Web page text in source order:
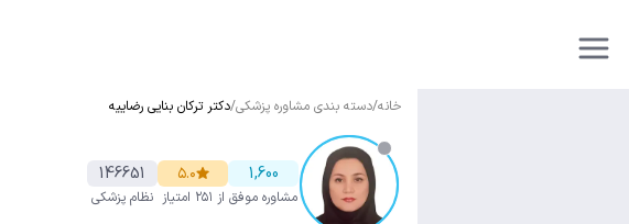
خانه/دسته بندی مشاوره پزشکی/دکتر ترکان بنایی رضاییه
1,600
مشاوره موفق
۵.۰
از ۲۵۱ امتیاز
146651
نظام پزشکی